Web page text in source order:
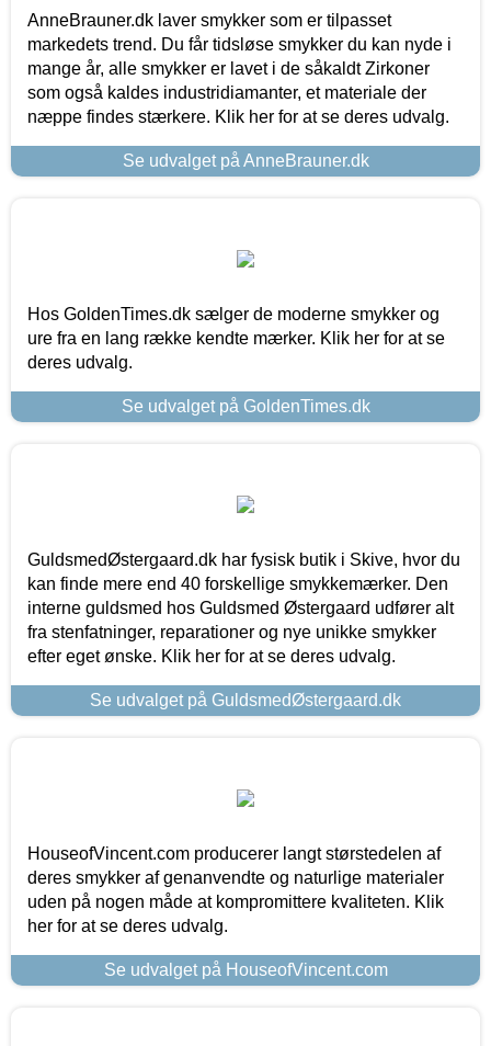
AnneBrauner.dk laver smykker som er tilpasset
markedets trend. Du får tidsløse smykker du kan nyde i
mange år, alle smykker er lavet i de såkaldt Zirkoner
som også kaldes industridiamanter, et materiale der
næppe findes stærkere. Klik her for at se deres udvalg.
Se udvalget på AnneBrauner.dk
Hos GoldenTimes.dk sælger de moderne smykker og
ure fra en lang række kendte mærker. Klik her for at se
deres udvalg.
Se udvalget på GoldenTimes.dk
GuldsmedØstergaard.dk har fysisk butik i Skive, hvor du
kan finde mere end 40 forskellige smykkemærker. Den
interne guldsmed hos Guldsmed Østergaard udfører alt
fra stenfatninger, reparationer og nye unikke smykker
efter eget ønske. Klik her for at se deres udvalg.
Se udvalget på GuldsmedØstergaard.dk
HouseofVincent.com producerer langt størstedelen af
deres smykker af genanvendte og naturlige materialer
uden på nogen måde at kompromittere kvaliteten. Klik
her for at se deres udvalg.
Se udvalget på HouseofVincent.com